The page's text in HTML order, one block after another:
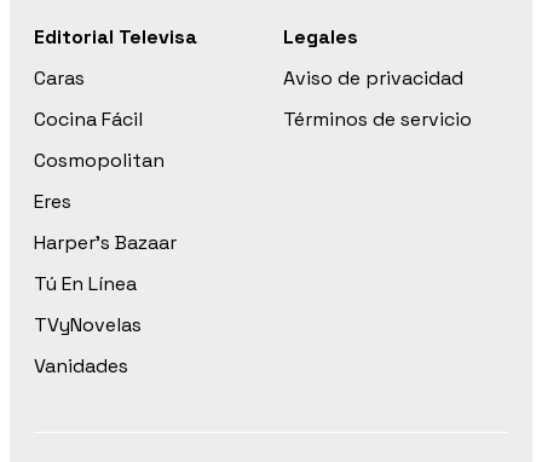
Editorial Televisa
Caras
Cocina Fácil
Cosmopolitan
Eres
Harper’s Bazaar
Tú En Línea
TVyNovelas
Vanidades
Legales
Aviso de privacidad
Términos de servicio